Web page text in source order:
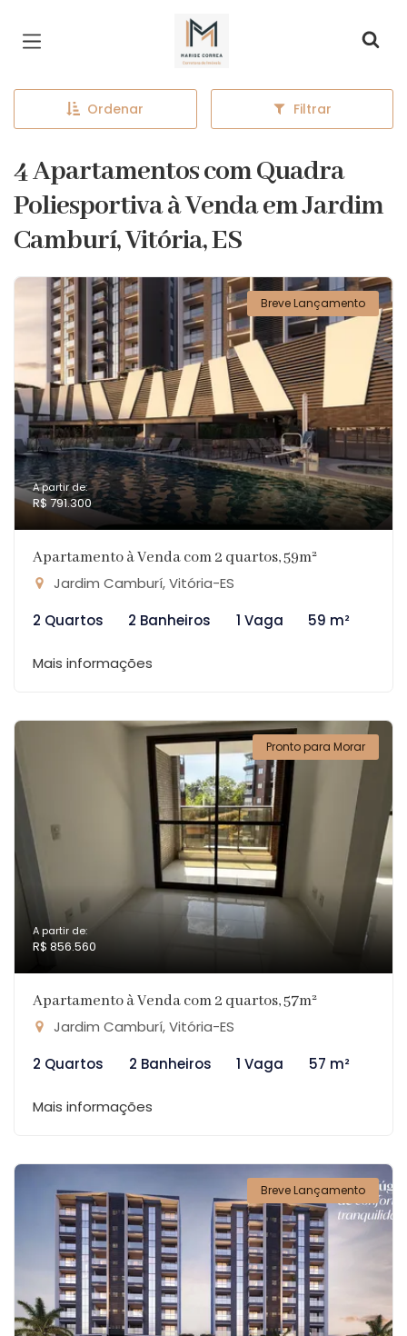
Página inicial
Ordenar Filtrar
4 Apartamentos com Quadra
Poliesportiva à Venda em Jardim
Camburí, Vitória, ES
Breve Lançamento
A partir de:
R$ 791.300
Apartamento à Venda com 2 quartos, 59m²
Jardim Camburí, Vitória-ES
2 Quartos
2 Banheiros 1 Vaga 59 m²
Mais informações
Pronto para Morar
A partir de:
R$ 856.560
Apartamento à Venda com 2 quartos, 57m²
Jardim Camburí, Vitória-ES
2 Quartos
2 Banheiros 1 Vaga 57 m²
Mais informações
Breve Lançamento